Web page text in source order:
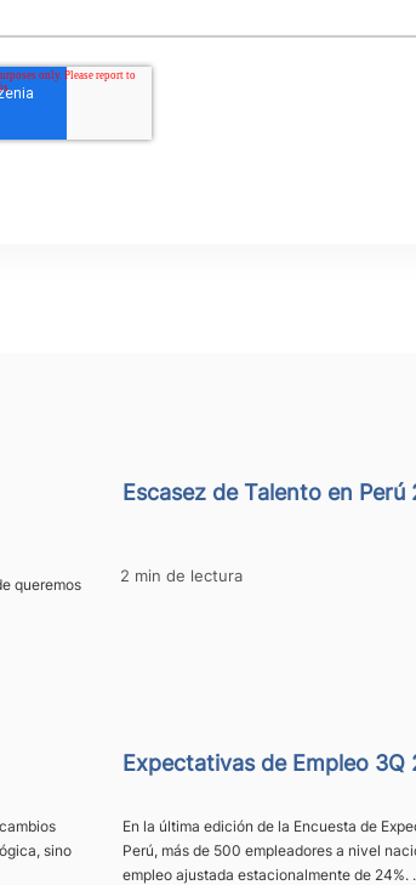
queremos
Escasez de Talento en Perú
2 min de lectura
sino
Expectativas de Empleo 3Q
En la última edición de la Encuesta de
Perú, más de 500 empleadores a nivel
empleo ajustada estacionalmente de 24%.